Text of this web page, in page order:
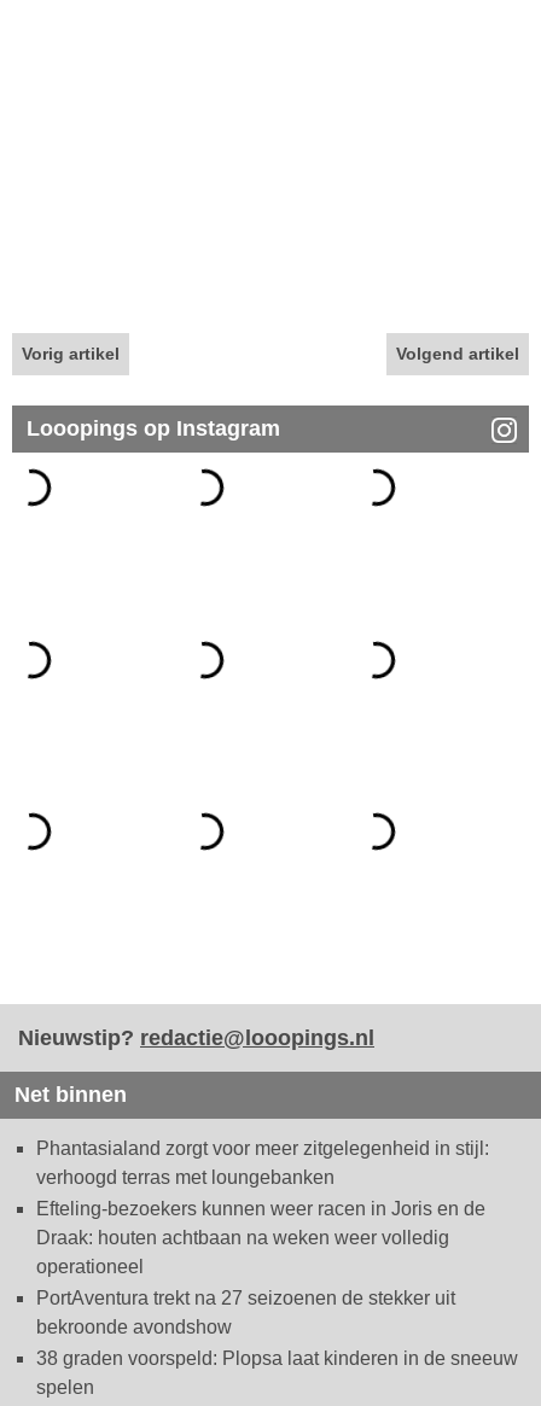
Vorig artikel Volgend artikel
Looopings op Instagram
Nieuwstip? redactie@looopings.nl
Net binnen
Phantasialand zorgt voor meer zitgelegenheid in stijl:
verhoogd terras met loungebanken
Efteling-bezoekers kunnen weer racen in Joris en de
Draak: houten achtbaan na weken weer volledig
operationeel
PortAventura trekt na 27 seizoenen de stekker uit
bekroonde avondshow
38 graden voorspeld: Plopsa laat kinderen in de sneeuw
spelen